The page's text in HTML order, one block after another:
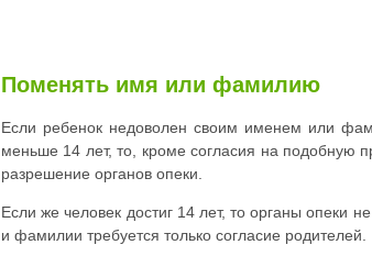
Поменять имя или фамилию
Если ребенок недоволен своим именем или
меньше 14 лет, то, кроме согласия на подобную
разрешение органов опеки.
Если же человек достиг 14 лет, то органы опеки
и фамилии требуется только согласие родителей.